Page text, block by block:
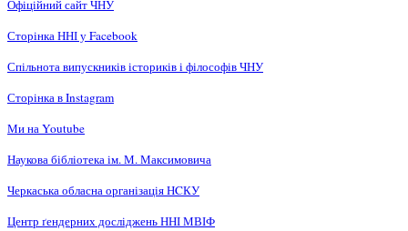
Офіційний сайт ЧНУ
Сторінка ННІ у Facebook
Спільнота випускників істориків і філософів ЧНУ
Сторінка в Instagram
Ми на Youtube
Наукова бібліотека ім. М. Максимовича
Черкаська обласна організація НCКУ
Центр ґендерних досліджень ННІ МВІФ